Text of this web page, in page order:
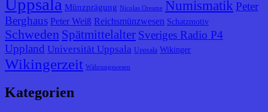
Uppsala Münzprägung Nicolas Oresme Numismatik Peter
Berghaus Peter Weiß Reichsmünzwesen Schatzmotiv
Schweden Spätmittelalter Sveriges Radio P4
Uppland Universität Uppsala Uppsala Wikinger
Wikingerzeit Währungswesen
Kategorien